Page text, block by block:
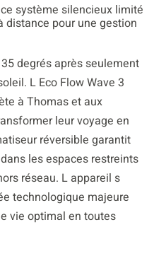
système silencieux limité
distance pour une gestion
degrés après seulement
L Eco Flow Wave 3
à Thomas et aux
leur voyage en
réversible garantit
les espaces restreints
réseau. L appareil s
technologique majeure
vie optimal en toutes